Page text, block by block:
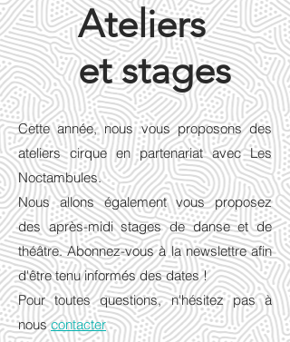
Ateliers
et stages
Cette année, nous vous proposons des
ateliers cirque en partenariat avec Les
Noctambules.
Nous allons également vous proposez
des après-midi stages de danse et de
théâtre. Abonnez-vous à la newslettre afin
d'être tenu informés des dates !
Pour toutes questions, n'hésitez pas à
nouscontacter